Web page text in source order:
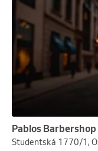
Pablos Barbershop
Studentská 1770/1,